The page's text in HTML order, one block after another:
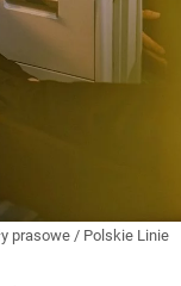
prasowe / Polskie Linie